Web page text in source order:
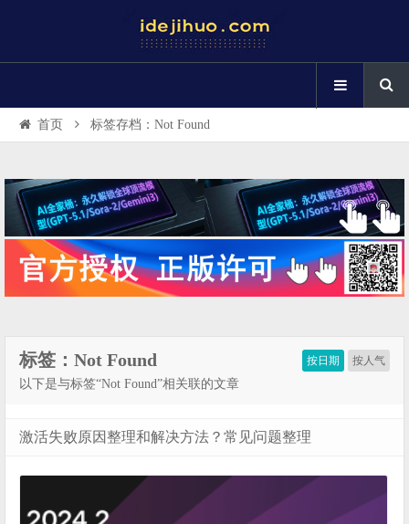
首页 标签存档：Not Found
按日期 按人气
标签：Not Found
以下是与标签“Not Found”相关联的文章
激活失败原因整理和解决方法？常见问题整理